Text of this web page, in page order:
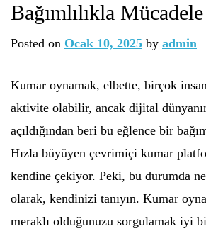
Bağımlılıkla
Posted on Ocak 10, 2025 by admin
Kumar oynamak, elbette, birçok
aktivite olabilir, ancak dijital
açıldığından beri bu eğlence bir
Hızla büyüyen çevrimiçi kumar
kendine çekiyor. Peki, bu durumda
olarak, kendinizi tanıyın. Kumar
meraklı olduğunuzu sorgulamak iyi